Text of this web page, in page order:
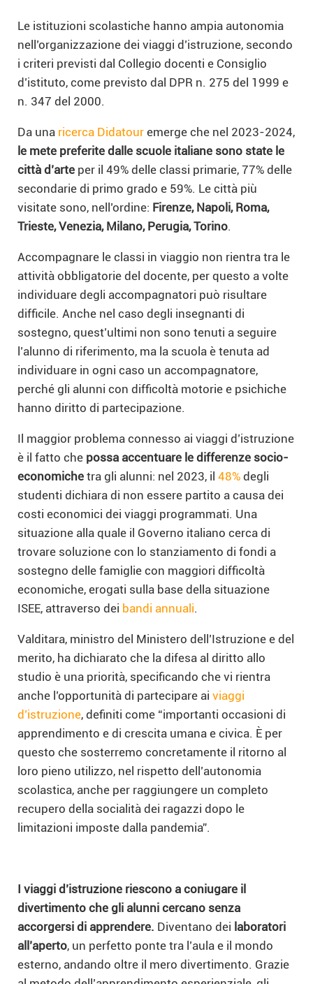
Le istituzioni scolastiche hanno ampia autonomia
nell’organizzazione dei viaggi d’istruzione, secondo
i criteri previsti dal Collegio docenti e Consiglio
d’istituto, come previsto dal DPR n. 275 del 1999 e
n. 347 del 2000.
Da una ricerca Didatour emerge che nel 2023-2024,
le mete preferite dalle scuole italiane sono state le
città d’arte per il 49% delle classi primarie, 77% delle
secondarie di primo grado e 59%. Le città più
visitate sono, nell’ordine: Firenze, Napoli, Roma,
Trieste, Venezia, Milano, Perugia, Torino.
Accompagnare le classi in viaggio non rientra tra le
attività obbligatorie del docente, per questo a volte
individuare degli accompagnatori può risultare
difficile. Anche nel caso degli insegnanti di
sostegno, quest’ultimi non sono tenuti a seguire
l’alunno di riferimento, ma la scuola è tenuta ad
individuare in ogni caso un accompagnatore,
perché gli alunni con difficoltà motorie e psichiche
hanno diritto di partecipazione.
Il maggior problema connesso ai viaggi d’istruzione
è il fatto che possa accentuare le differenze socio-
economiche tra gli alunni: nel 2023, il 48% degli
studenti dichiara di non essere partito a causa dei
costi economici dei viaggi programmati. Una
situazione alla quale il Governo italiano cerca di
trovare soluzione con lo stanziamento di fondi a
sostegno delle famiglie con maggiori difficoltà
economiche, erogati sulla base della situazione
ISEE, attraverso dei bandi annuali.
Valditara, ministro del Ministero dell’Istruzione e del
merito, ha dichiarato che la difesa al diritto allo
studio è una priorità, specificando che vi rientra
anche l’opportunità di partecipare ai viaggi
d’istruzione, definiti come “importanti occasioni di
apprendimento e di crescita umana e civica. È per
questo che sosterremo concretamente il ritorno al
loro pieno utilizzo, nel rispetto dell’autonomia
scolastica, anche per raggiungere un completo
recupero della socialità dei ragazzi dopo le
limitazioni imposte dalla pandemia”.
I viaggi d’istruzione riescono a coniugare il
divertimento che gli alunni cercano senza
accorgersi di apprendere. Diventano dei laboratori
all’aperto, un perfetto ponte tra l’aula e il mondo
esterno, andando oltre il mero divertimento. Grazie